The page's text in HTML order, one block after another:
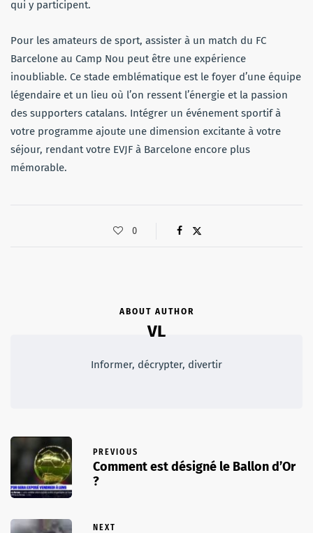
qui y participent.
Pour les amateurs de sport, assister à un match du FC
Barcelone au Camp Nou peut être une expérience
inoubliable. Ce stade emblématique est le foyer d’une équipe
légendaire et un lieu où l’on ressent l’énergie et la passion
des supporters catalans. Intégrer un événement sportif à
votre programme ajoute une dimension excitante à votre
séjour, rendant votre EVJF à Barcelone encore plus
mémorable.
0
ABOUT AUTHOR
VL
Informer, décrypter, divertir
PREVIOUS
Comment est désigné le Ballon d’Or
?
NEXT